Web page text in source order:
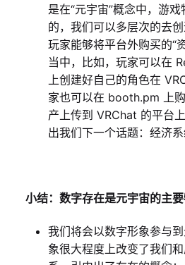
是在“元宇宙”概念中，游
的，我们可以多层次的去创
玩家能够将平台外购买的“
当中，比如，玩家可以在
上创建好自己的角色在
家也可以在 booth.pm 上
产上传到 VRChat 的平台
出我们下一个话题：经济系
小结：数字存在是元宇宙的主
我们将会以数字形象参与
象很大程度上改变了我们